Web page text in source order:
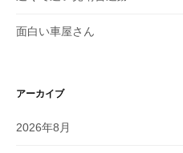
面白い車屋さん
アーカイブ
2026年8月